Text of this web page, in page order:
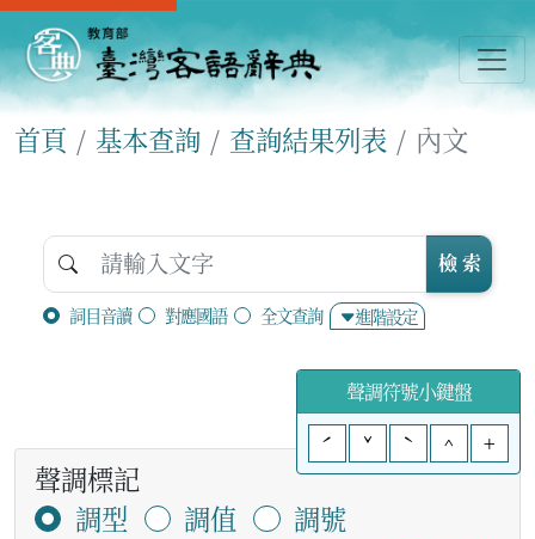
首頁 基本查詢 查詢結果列表 內文
詞目音讀 對應國語 全文查詢 進階設定
檢 索
聲調符號小鍵盤
ˊ
ˇ ˋ ^ +
聲調標記
調型
調值
調號